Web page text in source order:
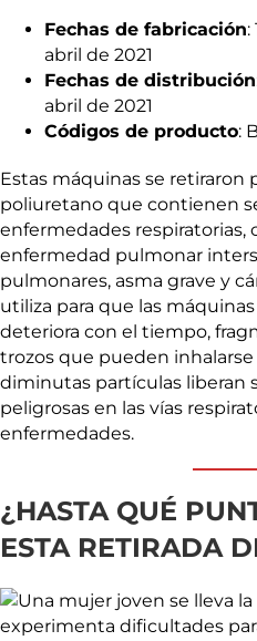
Fechas de fabricación:
abril de 2021
Fechas de distribución
abril de 2021
Códigos de producto:
Estas máquinas se retiraron
poliuretano que contienen
enfermedades respiratorias,
enfermedad pulmonar
pulmonares, asma grave y
utiliza para que las
deteriora con el tiempo,
trozos que pueden
diminutas partículas liberan
peligrosas en las vías
enfermedades.
¿HASTA QUÉ
ESTA RETIRADA